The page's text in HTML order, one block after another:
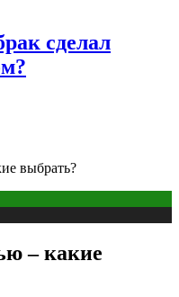
сделал
выбрать?
– какие